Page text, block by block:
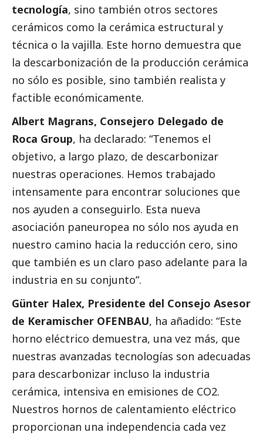
tecnología, sino también otros sectores
cerámicos como la cerámica estructural y
técnica o la vajilla. Este horno demuestra que
la descarbonización de la producción cerámica
no sólo es posible, sino también realista y
factible económicamente.
Albert Magrans, Consejero Delegado de
Roca Group, ha declarado: “Tenemos el
objetivo, a largo plazo, de descarbonizar
nuestras operaciones. Hemos trabajado
intensamente para encontrar soluciones que
nos ayuden a conseguirlo. Esta nueva
asociación paneuropea no sólo nos ayuda en
nuestro camino hacia la reducción cero, sino
que también es un claro paso adelante para la
industria en su conjunto”.
Günter Halex, Presidente del Consejo Asesor
de Keramischer OFENBAU, ha añadido: “Este
horno eléctrico demuestra, una vez más, que
nuestras avanzadas tecnologías son adecuadas
para descarbonizar incluso la industria
cerámica, intensiva en emisiones de CO2.
Nuestros hornos de calentamiento eléctrico
proporcionan una independencia cada vez